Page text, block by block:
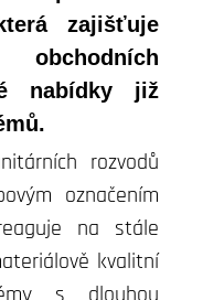
zajišťuje
nabídky již
rozvodů
označením
na stále
kvalitní
s dlouhou